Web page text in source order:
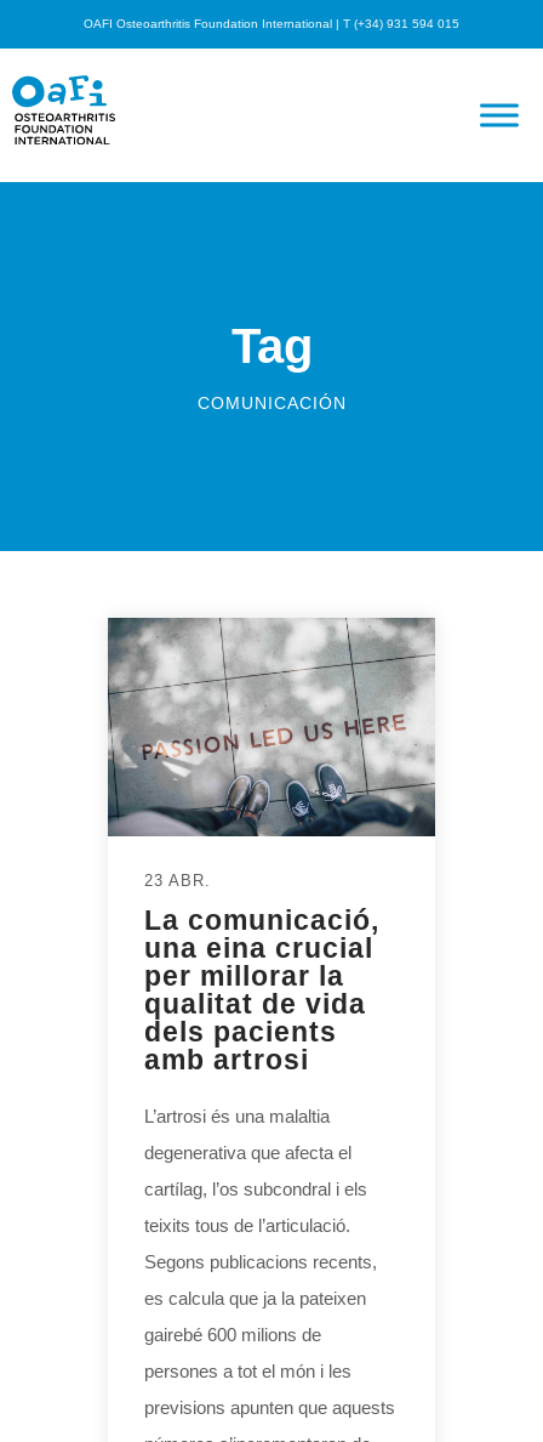
OAFI Osteoarthritis Foundation International | T (+34) 931 594 015
Tag
COMUNICACIÓN
23 ABR.
La comunicació,
una eina crucial
per millorar la
qualitat de vida
dels pacients
amb artrosi
L’artrosi és una malaltia
degenerativa que afecta el
cartílag, l’os subcondral i els
teixits tous de l’articulació.
Segons publicacions recents,
es calcula que ja la pateixen
gairebé 600 milions de
persones a tot el món i les
previsions apunten que aquests